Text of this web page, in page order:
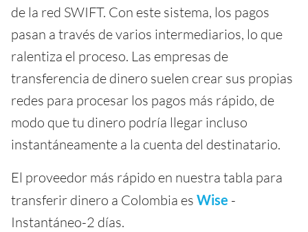
de la red SWIFT. Con este sistema, los pagos
pasan a través de varios intermediarios, lo que
ralentiza el proceso. Las empresas de
transferencia de dinero suelen crear sus propias
redes para procesar los pagos más rápido, de
modo que tu dinero podría llegar incluso
instantáneamente a la cuenta del destinatario.
El proveedor más rápido en nuestra tabla para
transferir dinero a Colombia es Wise -
Instantáneo-2 días.